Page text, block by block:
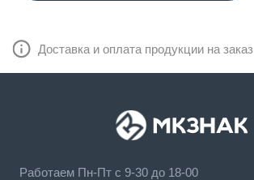
Доставка и оплата продукции на заказ
Работаем Пн-Пт с 9-30 до 18-00